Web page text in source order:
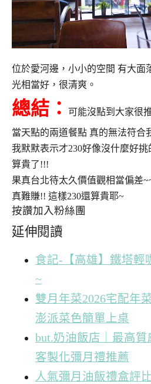
位於愛河邊，小小的空間 有大面
光相當好，很清爽。
總結： 可能沒點到大家很
當天點的兩道餐點 真的無法符合
我默默表示才230好像沒什麼好
算貴了!!!
果真台北待太久價值觀相當偏差
真難賺!! 這樣230還算貴耶~
按讚加入粉絲團
延伸閱讀
食記-【高雄】鐵塔輕
~
雙月年菜2026宅配年
澎派菜色簡單上桌
but.奶油飯店｜最高質
客製化彌月禮推薦
人氣彌月油飯禮盒評